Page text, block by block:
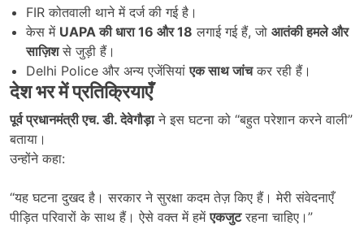
FIR कोतवाली थाने में दर्ज की गई है।
केस में UAPAकी धारा 16 और 18 लगाई गई हैं, जो आतंकी हमले और
साज़िशसे जुड़ी हैं।
Delhi Police और अन्य एजेंसियांएक साथ जांचकर रही हैं।
देश भर में प्रतिक्रियाएँ
पूर्व प्रधानमंत्री एच. डी. देवेगौड़ाने इस घटना को “बहुत परेशान करने वाली”
बताया।
उन्होंने कहा:
“यह घटना दुखद है। सरकार ने सुरक्षा कदम तेज़ किए हैं। मेरी संवेदनाएँ
पीड़ित परिवारों के साथ हैं। ऐसे वक्त में हमेंएकजुटरहना चाहिए।”